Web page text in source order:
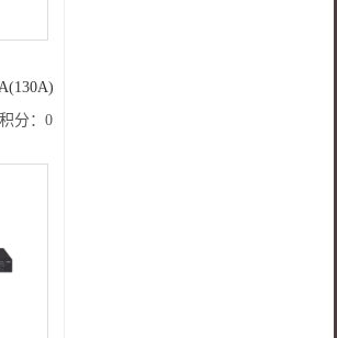
HP
M275/LBP7010C/LBP7018C
积分：0